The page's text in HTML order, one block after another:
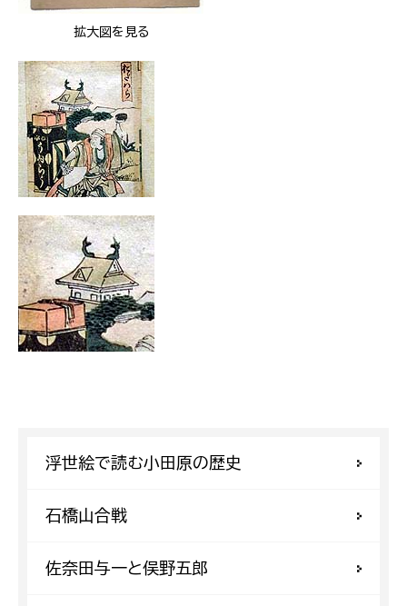
拡大図を見る
浮世絵で読む小田原の歴史
石橋山合戦
佐奈田与一と俣野五郎